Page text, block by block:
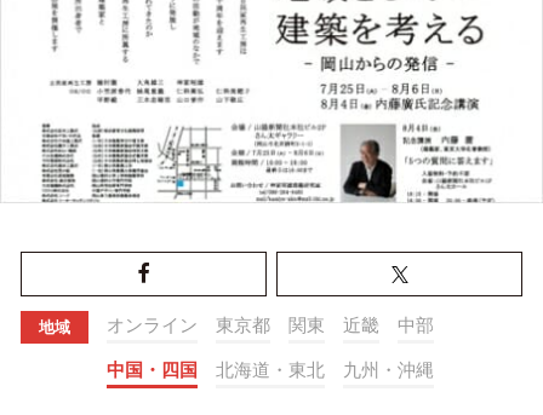
地域 オンライン 東京都 関東 近畿 中部
中国・四国 北海道・東北 九州・沖縄